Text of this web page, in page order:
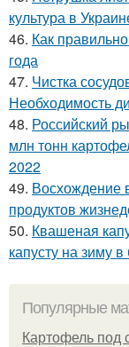
культура в
46. Как
года
47. Чистка
Необходимость
48. Российский
млн тонн
2022
49. Восхождение
продуктов
50. Квашеная
капусту на зиму
Популярные
Картофель под